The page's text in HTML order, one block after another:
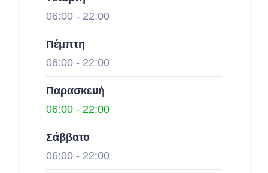
06:00 - 22:00
Πέμπτη
06:00 - 22:00
Παρασκευή
06:00 - 22:00
Σάββατο
06:00 - 22:00